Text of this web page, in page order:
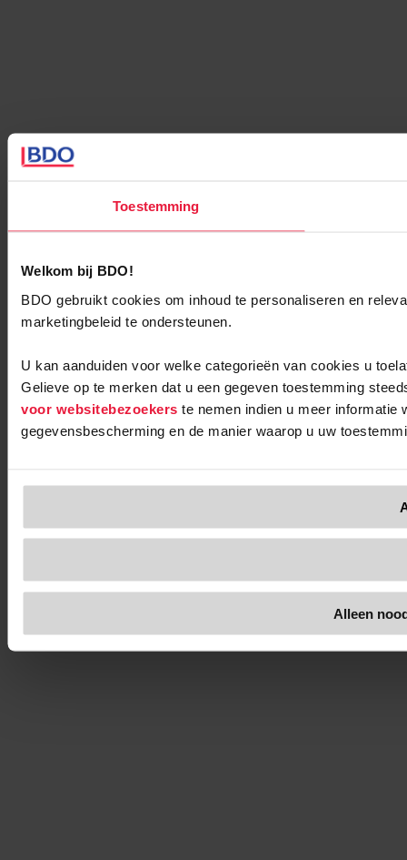
Toestemming
Welkom bij BDO!
BDO gebruikt cookies om inhoud te personaliseren en
marketingbeleid te ondersteunen.
U kan aanduiden voor welke categorieën van cookies u
Gelieve op te merken dat u een gegeven toestemming
voor websitebezoekers te nemen indien u meer informatie
gegevensbescherming en de manier waarop u uw
Alleen